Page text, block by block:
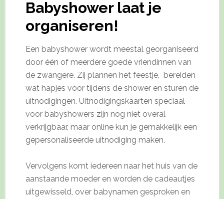
Babyshower laat je
organiseren!
Een babyshower wordt meestal georganiseerd
door één of meerdere goede vriendinnen van
de zwangere. Zij plannen het feestje, bereiden
wat hapjes voor tijdens de shower en sturen de
uitnodigingen. Uitnodigingskaarten speciaal
voor babyshowers zijn nog niet overal
verkrijgbaar, maar online kun je gemakkelijk een
gepersonaliseerde uitnodiging maken.
Vervolgens komt iedereen naar het huis van de
aanstaande moeder en worden de cadeautjes
uitgewisseld, over babynamen gesproken en